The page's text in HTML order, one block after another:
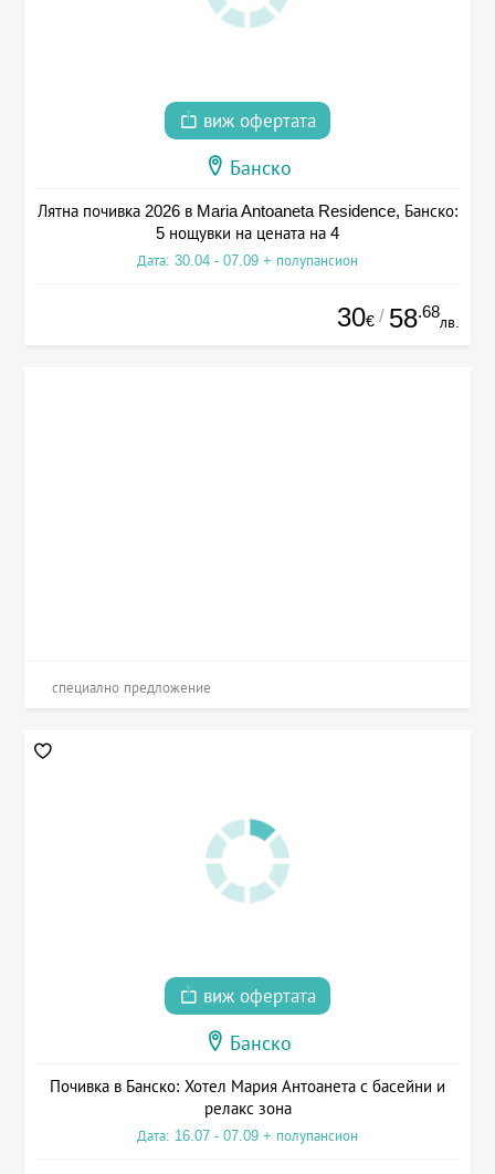
виж офертата
Банско
Лятна почивка 2026 в Maria Antoaneta Residence, Банско:
5 нощувки на цената на 4
Дата: 30.04 - 07.09 + полупансион
30€ / 58.68
лв.
специално предложение
виж офертата
Банско
Почивка в Банско: Хотел Мария Антоанета с басейни и
релакс зона
Дата: 16.07 - 07.09 + полупансион